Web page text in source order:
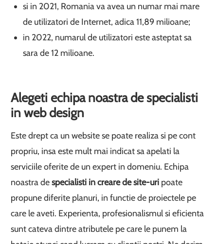
si in 2021, Romania va avea un numar mai mare
de utilizatori de Internet, adica 11,89 milioane;
in 2022, numarul de utilizatori este asteptat sa
sara de 12 milioane.
Alegeti echipa noastra de specialisti
in web design
Este drept ca un website se poate realiza si pe cont
propriu, insa este mult mai indicat sa apelati la
serviciile oferite de un expert in domeniu. Echipa
noastra despecialisti in creare de site-uri poate
propune diferite planuri, in functie de proiectele pe
care le aveti. Experienta, profesionalismul si eficienta
sunt cateva dintre atributele pe care le punem la